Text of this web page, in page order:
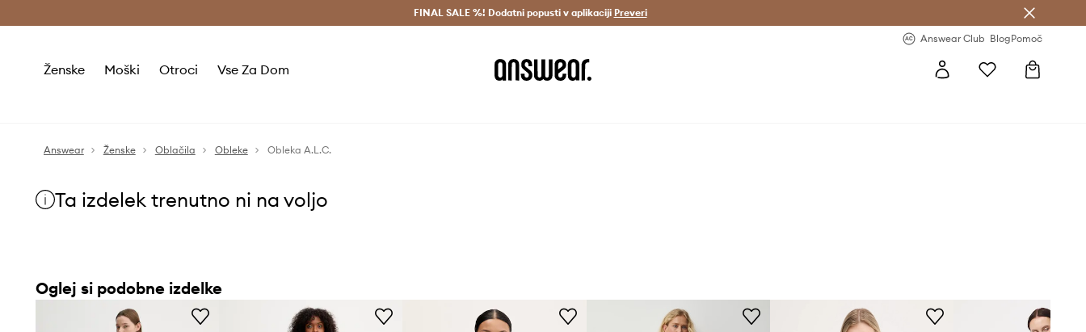
Dostava v 3 dneh > Prihrani z vpisom v Answear Club >
FINAL SALE %! Dodatni popusti v aplikaciji Preveri
Answear Club BlogPomoč
Ženske Moški Otroci Vse Za Dom
Answear Ženske Oblačila Obleke Obleka A.L.C.
Ta izdelek trenutno ni na voljo
Oglej si podobne izdelke